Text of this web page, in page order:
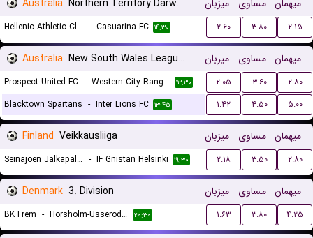
Australia Northern Territory Darwin Premier League میزبان مساوی میهمان
Hellenic Athletic Club - Casuarina FC ۱۴:۳۰ ۲.۶۰ ۳.۸۰ ۲.۱۵
Australia New South Wales League 1 میزبان مساوی میهمان
Prospect United FC - Western City Rangers ۱۳:۳۰ ۲.۰۵ ۳.۶۰
۲.۸۰
Blacktown Spartans - Inter Lions FC ۱۳:۴۵ ۱.۴۲ ۴.۵۰ ۵.۰۰
Finland Veikkausliiga میزبان مساوی میهمان
Seinajoen Jalkapallokerho - IF Gnistan Helsinki ۱۹:۳۰ ۲.۱۸ ۳.۵۰ ۲.۸۰
Denmark 3. Division میزبان مساوی میهمان
BK Frem - Horsholm-Usserod IK ۲۰:۳۰ ۱.۶۳ ۳.۸۰ ۴.۲۵